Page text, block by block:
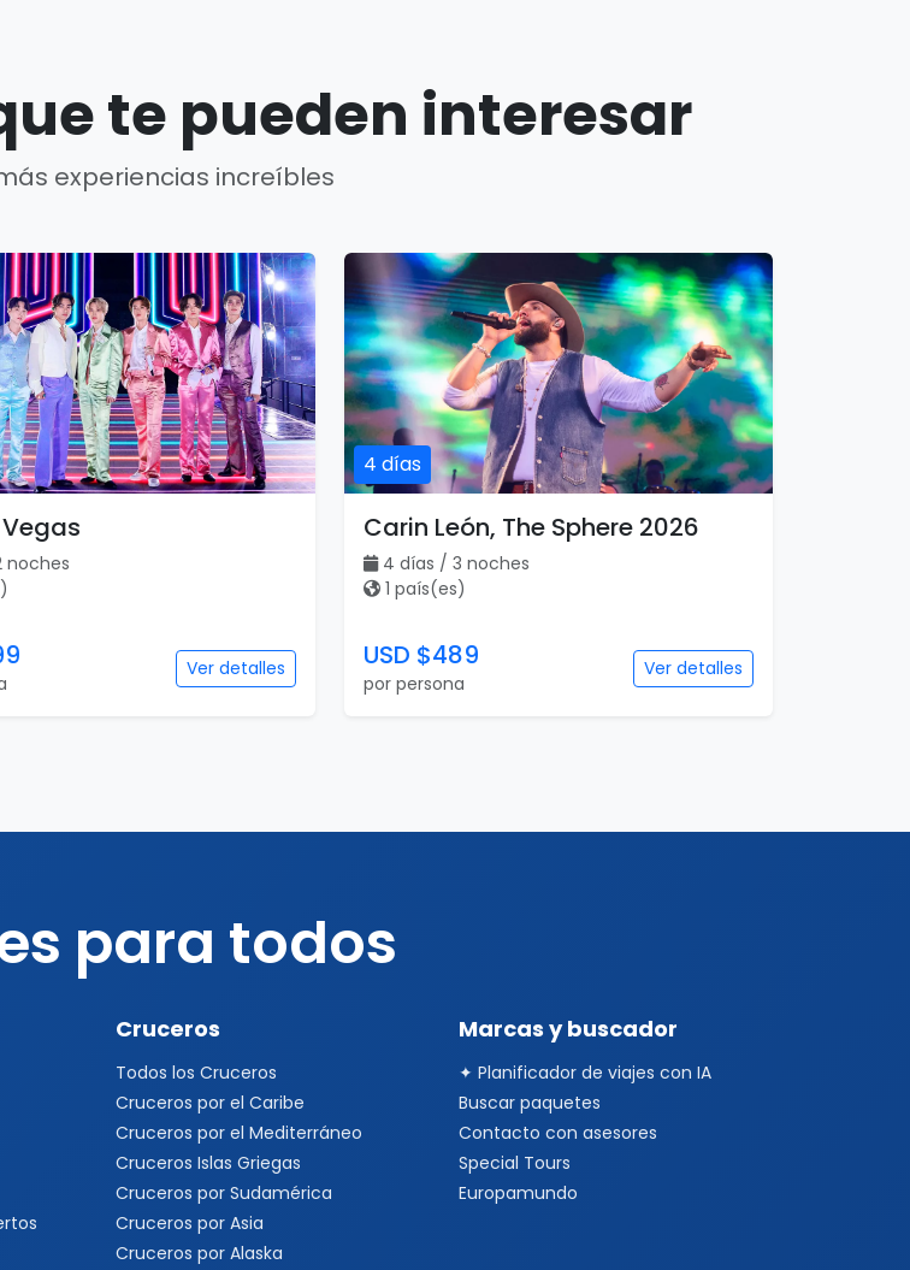
te pueden interesar
experiencias increíbles
Vegas
noches
Ver detalles
4 días
Carin León, The Sphere 2026
4 días / 3 noches
1 país(es)
USD $489
por persona
Ver detalles
para todos
Cruceros
Todos los Cruceros
Cruceros por el Caribe
Cruceros por el Mediterráneo
Cruceros Islas Griegas
Cruceros por Sudamérica
Cruceros por Asia
Cruceros por Alaska
Marcas y buscador
✦ Planificador de viajes con IA
Buscar paquetes
Contacto con asesores
Special Tours
Europamundo